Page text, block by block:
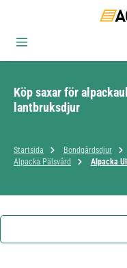
Köp saxar för
lantbruksdjur
Startsida Bondgårdsdjur
Alpacka Pälsvård
Alpacka